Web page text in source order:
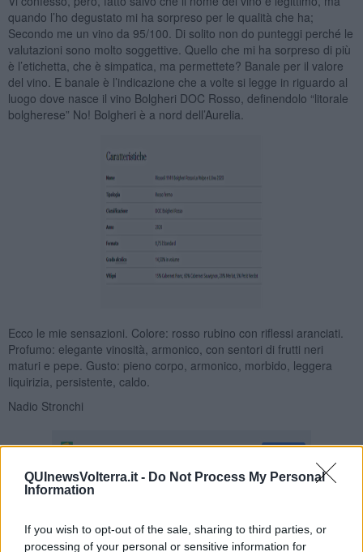
QUInewsVolterra.it - Do Not Process My Personal
Information
If you wish to opt-out of the sale, sharing to third parties, or
processing of your personal or sensitive information for
quando l’ho degustato mi ha sorpreso per le qualità che ha;
Secondo me un vino da 95/100. Di solito non do punteggi perché le
valutazioni sono molto soggettive. Quello che mi ha sorpreso di più
è l’etichetta, che è simpatica, ma permettete? Banale per il valore
del vino. E banale è l’indicazione che a volte si legge in riguardo al
luogo dove nasce il vino Bolgheri DOC Rosso, definendolo “litorale
bolgherese” No! Bolgheri è a nord dell’Aurelia.
Ecco le mie sensazioni. Colore: rosso rubino con riflessi aranciati.
Profumo: elegante vinosità, armonico, con sentori di frutti neri
maturi e pepe. Gusto: pieno corpo, armonico, morbido, leggera
liquirizia, persistente, caldo.
Nadio Stronchi
Newsletter QUInews - ToscanaMedia.Arriva gratis tutti i giorni
alle 20:00 direttamente nella tua casella di posta.